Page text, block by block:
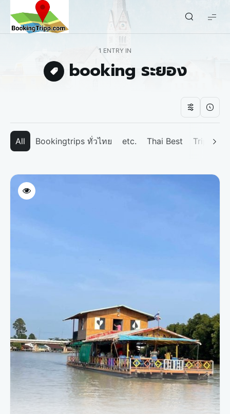
bookingtripp.com
1 ENTRY IN
booking ระยอง
All Bookingtrips ทั่วไทย etc. Thai Best Tripp